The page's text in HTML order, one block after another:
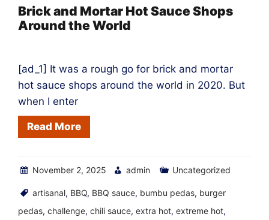
Makanan
Terbaik
Brick and Mortar Hot Sauce Shops
Around the World
[ad_1] It was a rough go for brick and mortar
hot sauce shops around the world in 2020. But
when I enter
Read More
November 2, 2025 admin Uncategorized
artisanal, BBQ, BBQ sauce, bumbu pedas, burger
pedas, challenge, chili sauce, extra hot, extreme hot,